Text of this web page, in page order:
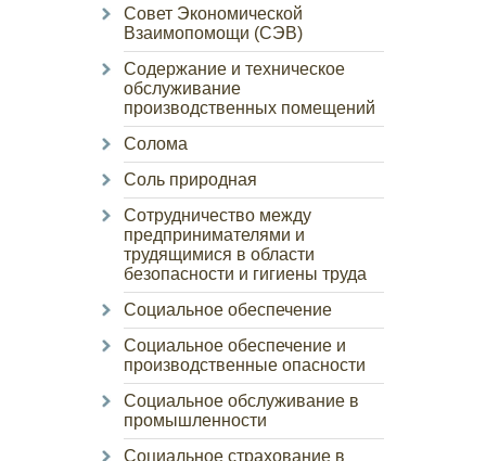
Совет Экономической
Взаимопомощи (СЭВ)
Содержание и техническое
обслуживание
производственных помещений
Солома
Соль природная
Сотрудничество между
предпринимателями и
трудящимися в области
безопасности и гигиены труда
Социальное обеспечение
Социальное обеспечение и
производственные опасности
Социальное обслуживание в
промышленности
Социальное страхование в